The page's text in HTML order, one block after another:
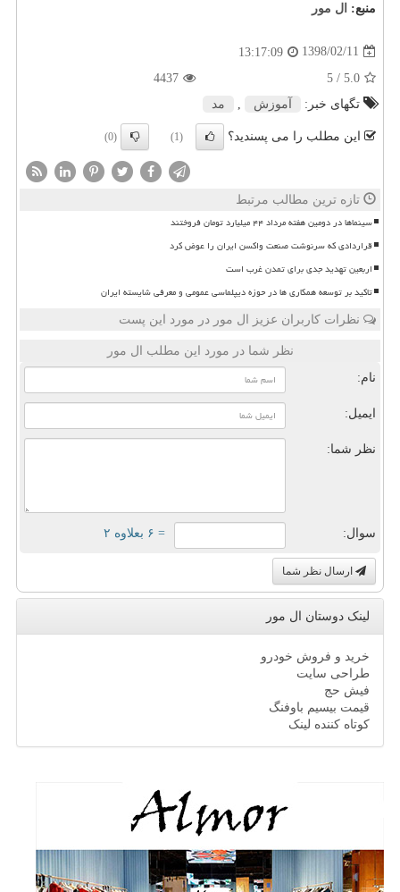
منبع: ال مور
1398/02/11
13:17:09
5.0
/ 5
4437
تگهای خبر:
آموزش مد
این مطلب را می پسندید؟ (1)
(0)
تازه ترین مطالب مرتبط
سینماها در دومین هفته مرداد ۴۴ میلیارد تومان فروختند
قراردادی که سرنوشت صنعت واکسن ایران را عوض کرد
اربعین تهدید جدی برای تمدن غرب است
تاکید بر توسعه همکاری ها در حوزه دیپلماسی عمومی و معرفی شایسته ایران
نظرات کاربران عزیز ال مور در مورد این پست
نظر شما در مورد این مطلب ال مور
نام:
ایمیل:
نظر شما:
سوال: = ۶ بعلاوه ۲
ارسال نظر شما
لینک دوستان ال مور
خرید و فروش خودرو
طراحی سایت
فیش حج
قیمت بیسیم باوفنگ
کوتاه کننده لینک